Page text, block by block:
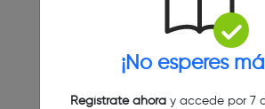
¡No esperes
Regístrate ahoray accede por 7